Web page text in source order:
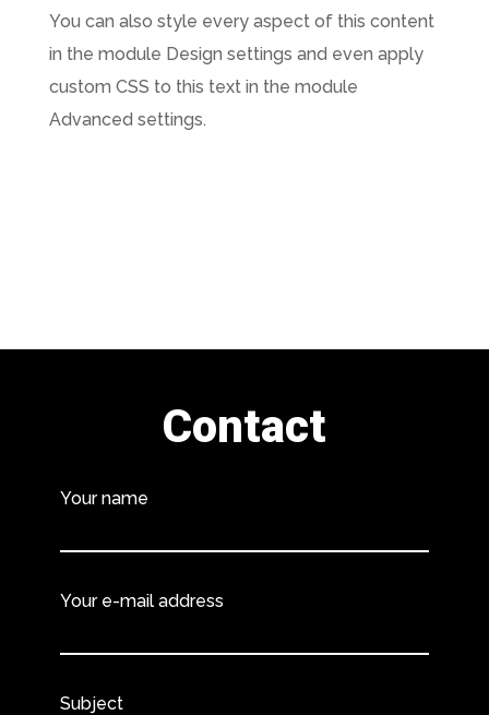
You can also style every aspect of this content
in the module Design settings and even apply
custom CSS to this text in the module
Advanced settings.
Contact
Your name
Your e-mail address
Subject